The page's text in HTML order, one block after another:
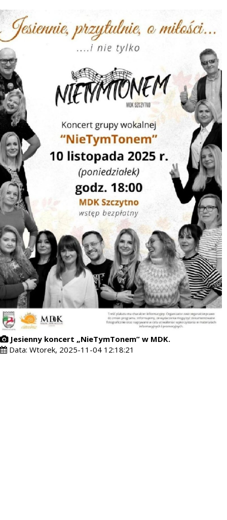
Jesienny koncert „NieTymTonem” w MDK.
Data: Wtorek, 2025-11-04 12:18:21